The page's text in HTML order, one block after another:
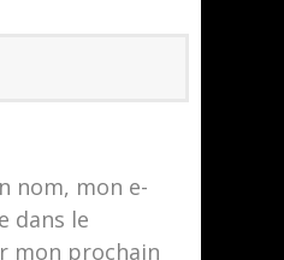
nom, mon e-
dans le
mon prochain